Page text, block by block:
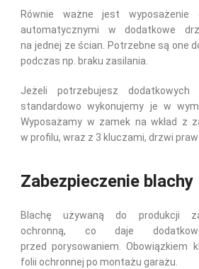
Równie ważne jest wyposażenie
automatycznymi w dodatkowe
na jednej ze ścian. Potrzebne są one
podczas np. braku zasilania.
Jeżeli potrzebujesz dodatkowych
standardowo wykonujemy je w
Wyposażamy w zamek na wkład z
w profilu, wraz z 3 kluczami, drzwi
Zabezpieczenie blachy
Blachę używaną do produkcji
ochronną, co daje
przed porysowaniem. Obowiązkiem
folii ochronnej po montażu garażu.